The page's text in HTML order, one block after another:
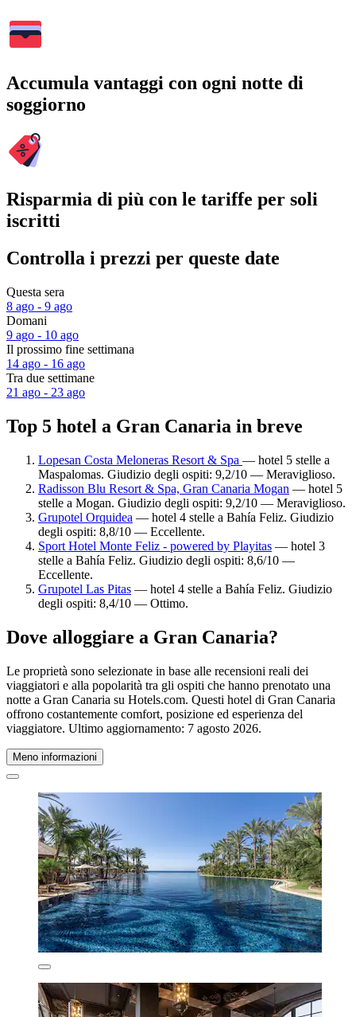
Accumula vantaggi con ogni notte di
soggiorno
Risparmia di più con le tariffe per soli
iscritti
Controlla i prezzi per queste date
Questa sera
8 ago - 9 ago
Domani
9 ago - 10 ago
Il prossimo fine settimana
14 ago - 16 ago
Tra due settimane
21 ago - 23 ago
Top 5 hotel a Gran Canaria in breve
Lopesan Costa Meloneras Resort & Spa — hotel 5 stelle a
Maspalomas. Giudizio degli ospiti: 9,2/10 — Meraviglioso.
Radisson Blu Resort & Spa, Gran Canaria Mogan — hotel 5
stelle a Mogan. Giudizio degli ospiti: 9,2/10 — Meraviglioso.
Grupotel Orquidea — hotel 4 stelle a Bahía Feliz. Giudizio
degli ospiti: 8,8/10 — Eccellente.
Sport Hotel Monte Feliz - powered by Playitas — hotel 3
stelle a Bahía Feliz. Giudizio degli ospiti: 8,6/10 —
Eccellente.
Grupotel Las Pitas — hotel 4 stelle a Bahía Feliz. Giudizio
degli ospiti: 8,4/10 — Ottimo.
Dove alloggiare a Gran Canaria?
Le proprietà sono selezionate in base alle recensioni reali dei
viaggiatori e alla popolarità tra gli ospiti che hanno prenotato una
notte a Gran Canaria su Hotels.com. Questi hotel di Gran Canaria
offrono costantemente comfort, posizione ed esperienza del
viaggiatore. Ultimo aggiornamento: 7 agosto 2026.
Meno informazioni